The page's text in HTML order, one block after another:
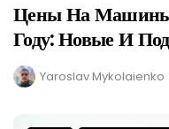
Цены На
Году: Новые И
Yaroslav Mykolaienko